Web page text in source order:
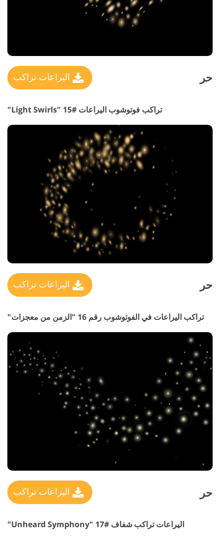
حر اليراعات تراكب
تراكب فوتوشوب اليراعات #15 "Light Swirls"
حر اليراعات تراكب
تراكب اليراعات في الفوتوشوب رقم 16 "الزمن من معجزات"
حر اليراعات تراكب
اليراعات تراكب شفاف #17 "Unheard Symphony"